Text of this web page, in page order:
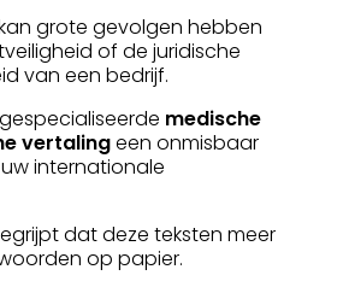
grote gevolgen hebben
of de juridische
van een bedrijf.
medische
vertalingeen onmisbaar
internationale
dat deze teksten meer
op papier.